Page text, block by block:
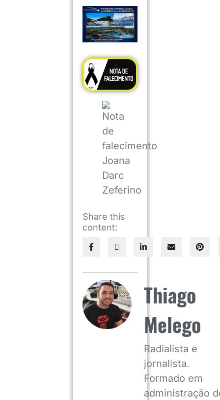
Share this
content:
Thiago
Melego
Radialista e
jornalista.
Formado em
administração